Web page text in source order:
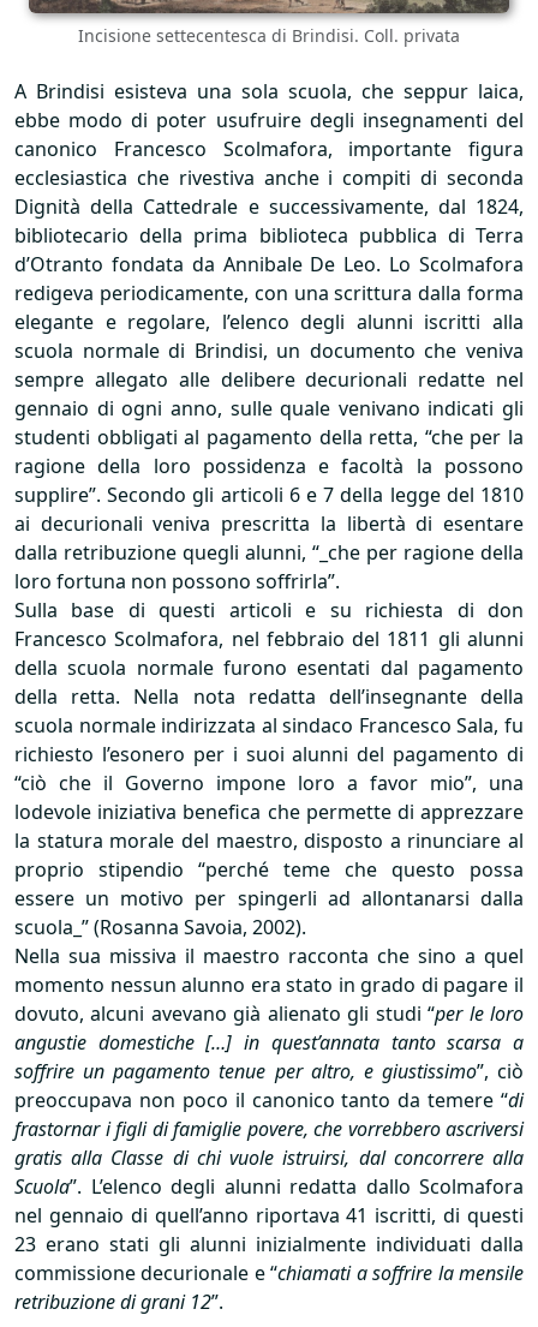
Incisione settecentesca di Brindisi. Coll. privata
A Brindisi esisteva una sola scuola, che seppur laica,
ebbe modo di poter usufruire degli insegnamenti del
canonico Francesco Scolmafora, importante figura
ecclesiastica che rivestiva anche i compiti di seconda
Dignità della Cattedrale e successivamente, dal 1824,
bibliotecario della prima biblioteca pubblica di Terra
d’Otranto fondata da Annibale De Leo. Lo Scolmafora
redigeva periodicamente, con una scrittura dalla forma
elegante e regolare, l’elenco degli alunni iscritti alla
scuola normale di Brindisi, un documento che veniva
sempre allegato alle delibere decurionali redatte nel
gennaio di ogni anno, sulle quale venivano indicati gli
studenti obbligati al pagamento della retta, “che per la
ragione della loro possidenza e facoltà la possono
supplire”. Secondo gli articoli 6 e 7 della legge del 1810
ai decurionali veniva prescritta la libertà di esentare
dalla retribuzione quegli alunni, “_che per ragione della
loro fortuna non possono soffrirla”.
Sulla base di questi articoli e su richiesta di don
Francesco Scolmafora, nel febbraio del 1811 gli alunni
della scuola normale furono esentati dal pagamento
della retta. Nella nota redatta dell’insegnante della
scuola normale indirizzata al sindaco Francesco Sala, fu
richiesto l’esonero per i suoi alunni del pagamento di
“ciò che il Governo impone loro a favor mio”, una
lodevole iniziativa benefica che permette di apprezzare
la statura morale del maestro, disposto a rinunciare al
proprio stipendio “perché teme che questo possa
essere un motivo per spingerli ad allontanarsi dalla
scuola_” (Rosanna Savoia, 2002).
Nella sua missiva il maestro racconta che sino a quel
momento nessun alunno era stato in grado di pagare il
dovuto, alcuni avevano già alienato gli studi “per le loro
angustie domestiche […] in quest’annata tanto scarsa a
soffrire un pagamento tenue per altro, e giustissimo”, ciò
preoccupava non poco il canonico tanto da temere “di
frastornar i figli di famiglie povere, che vorrebbero ascriversi
gratis alla Classe di chi vuole istruirsi, dal concorrere alla
Scuola”. L’elenco degli alunni redatta dallo Scolmafora
nel gennaio di quell’anno riportava 41 iscritti, di questi
23 erano stati gli alunni inizialmente individuati dalla
commissione decurionale e “chiamati a soffrire la mensile
retribuzione di grani 12”.